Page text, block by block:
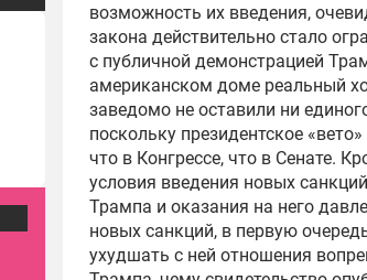
возможность их введения,
закона действительно стало
с публичной демонстрацией
американском доме реальный
заведомо не оставили ни
поскольку президентское
что в Конгрессе, что в Сенате.
условия введения новых
Трампа и оказания на него
новых санкций, в первую
ухудшать с ней отношения